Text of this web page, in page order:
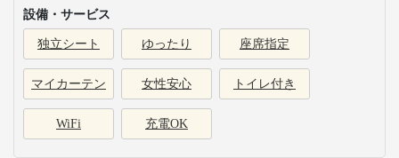
設備・サービス
独立シート ゆったり 座席指定
マイカーテン 女性安心 トイレ付き
WiFi 充電OK